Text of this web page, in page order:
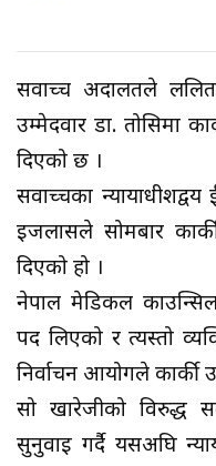
सर्वोच्च अदालतले
उम्मेदवार डा. तोसिमा
दिएको छ ।
सर्वोच्चका
इजलासले सोमबार
दिएको हो ।
नेपाल मेडिकल
पद लिएको र त्यस्तो
निर्वाचन आयोगले कार्की
सो खारेजीको विरुद्ध
सुनुवाइ गर्दै यसअघि